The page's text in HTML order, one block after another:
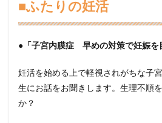
■ふたりの妊活
●「子宮内膜症 早めの対策で妊娠を
妊活を始める上で軽視されがちな子
生にお話をお聞きします。生理不順
か？